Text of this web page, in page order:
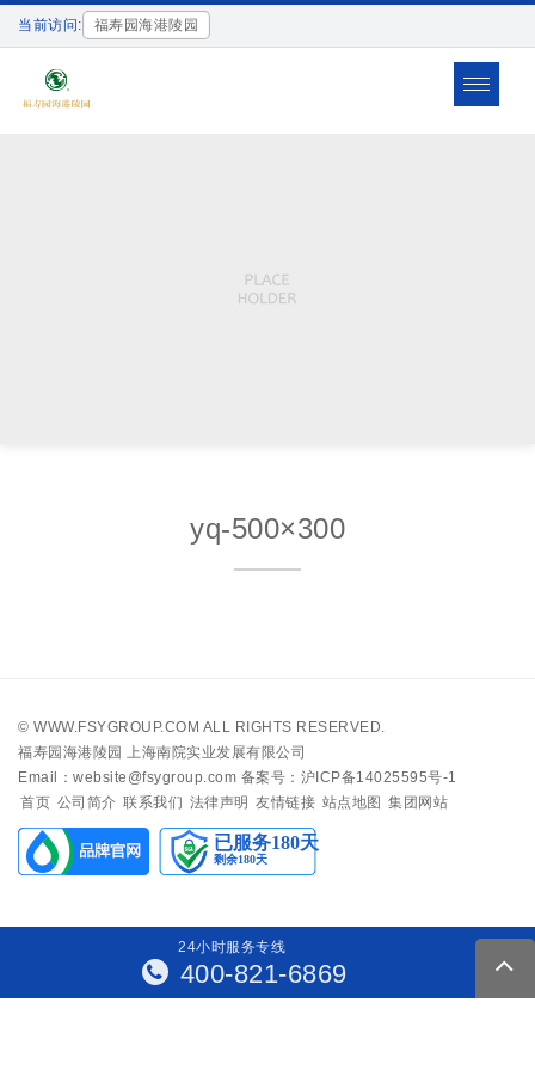
当前访问: 福寿园海港陵园
Toggle
yq-500×300
© WWW.FSYGROUP.COM ALL RIGHTS RESERVED.
福寿园海港陵园 上海南院实业发展有限公司
Email：website@fsygroup.com 备案号：沪ICP备14025595号-1
首页 公司简介 联系我们 法律声明 友情链接 站点地图 集团网站
24小时服务专线
400-821-6869